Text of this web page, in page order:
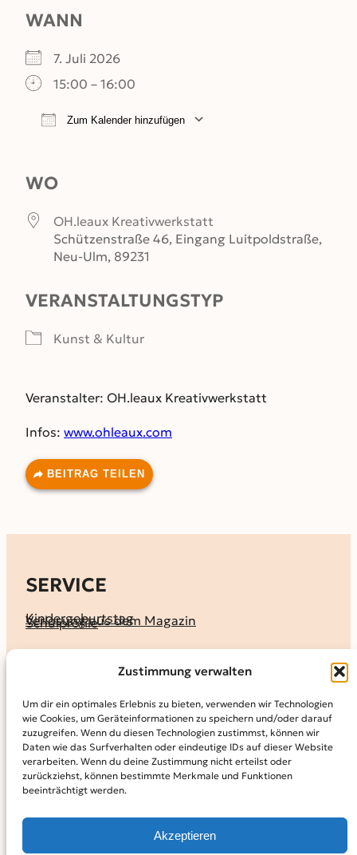
Zustimmung verwalten
Um dir ein optimales Erlebnis zu bieten, verwenden wir Technologien
wie Cookies, um Geräteinformationen zu speichern und/oder darauf
zuzugreifen. Wenn du diesen Technologien zustimmst, können wir
Daten wie das Surfverhalten oder eindeutige IDs auf dieser Website
verarbeiten. Wenn du deine Zustimmung nicht erteilst oder
zurückziehst, können bestimmte Merkmale und Funktionen
beeinträchtigt werden.
Akzeptieren
WANN
7. Juli 2026
15:00 – 16:00
Zum Kalender hinzufügen
WO
OH.leaux Kreativwerkstatt
Schützenstraße 46, Eingang Luitpoldstraße,
Neu-Ulm, 89231
VERANSTALTUNGSTYP
Kunst & Kultur
Veranstalter: OH.leaux Kreativwerkstatt
Infos: www.ohleaux.com
BEITRAG TEILEN
SERVICE
Kindergeburtstag
Verlosung aus dem Magazin
Schulprofile
KALENDER
MAGAZIN
KidS-Ausgaben online lesen
Abonnement
Archiv
INFO
Datenschutz­erklärung